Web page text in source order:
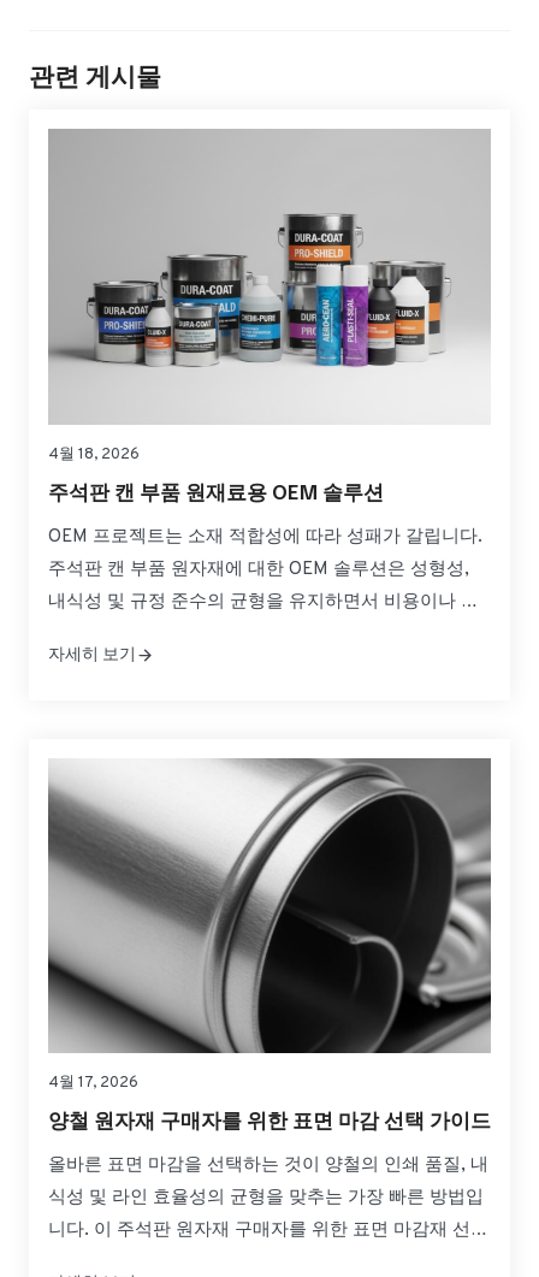
관련 게시물
4월 18, 2026
주석판 캔 부품 원재료용 OEM 솔루션
OEM 프로젝트는 소재 적합성에 따라 성패가 갈립니다.
주석판 캔 부품 원자재에 대한 OEM 솔루션은 성형성,
내식성 및 규정 준수의 균형을 유지하면서 비용이나 일
체, 끝단 및 탭에 대한 사양을 실용적인 선택으로 변환하
자세히 보기
4월 17, 2026
양철 원자재 구매자를 위한 표면 마감 선택 가이드
올바른 표면 마감을 선택하는 것이 양철의 인쇄 품질, 내
식성 및 라인 효율성의 균형을 맞추는 가장 빠른 방법입
니다. 이 주석판 원자재 구매자를 위한 표면 마감재 선택